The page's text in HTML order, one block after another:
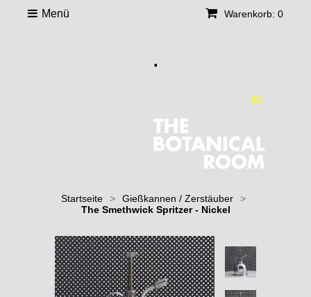
Warenkorb: 0
Menü
.
Startseite > Gießkannen / Zerstäuber
>
The Smethwick Spritzer - Nickel